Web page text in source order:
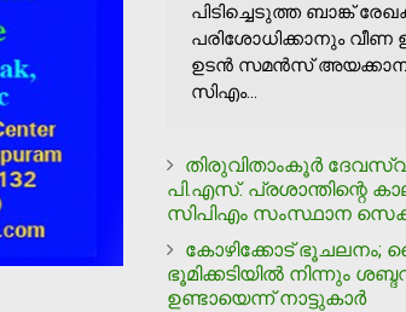
പിടിച്ചെടുത്ത ബാങ്ക്
പരിശോധിക്കാനും വീണ
ഉടൻ സമൻസ്
സിഎം...
തിരുവിതാംകൂര്‍
പി.എസ്. പ്രശാന്തിന്റെ
സിപിഎം സംസ്ഥാന
കോഴിക്കോട് ഭൂചലനം;
ഭൂമിക്കടിയിൽ നിന്നും
ഉണ്ടായെന്ന് നാട്ടുകാർ